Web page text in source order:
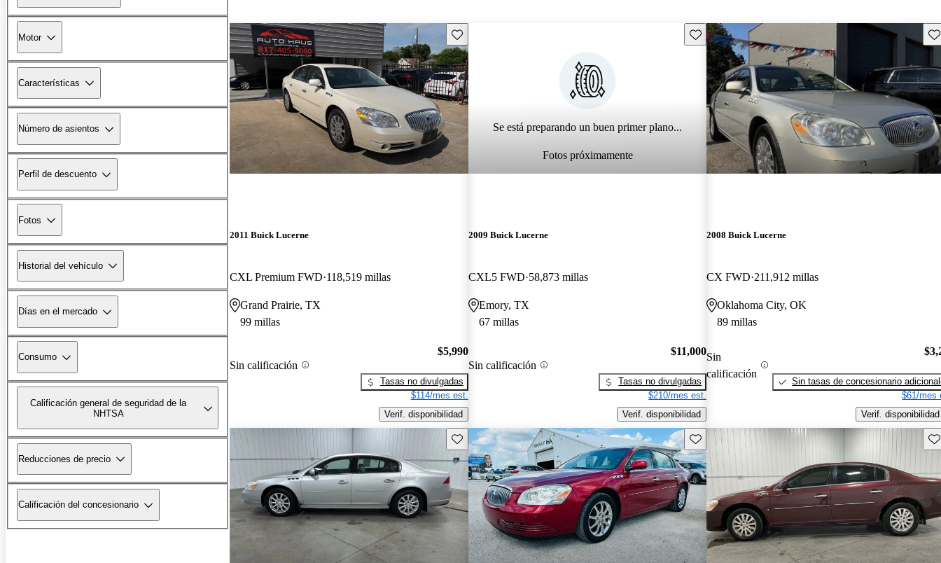
Motor
Características
Número de asientos
Perfil de descuento
Fotos
Historial del vehículo
Días en el mercado
Consumo
Calificación general de seguridad de la
NHTSA
Reducciones de precio
Calificación del concesionario
Guarda este Aviso
2011 Buick Lucerne
CXL Premium FWD 118,519 millas
Grand Prairie, TX
99 millas
Sin calificación
$5,990
Tasas no divulgadas
$114/mes est.
Verif. disponibilidad
Se está preparando un buen primer plano...
Fotos próximamente
Guarda este Aviso
2009 Buick Lucerne
CXL5 FWD 58,873 millas
Emory, TX
67 millas
Sin calificación
$11,000
Tasas no divulgadas
$210/mes est.
Verif. disponibilidad
2008 Buick Lucerne
CX FWD 211,912 millas
Oklahoma City, OK
89 millas
Sin
calificación
Sin tasas de concesionario
$61/mes
Verif. disponibilidad
Guarda este Aviso Guarda este Aviso